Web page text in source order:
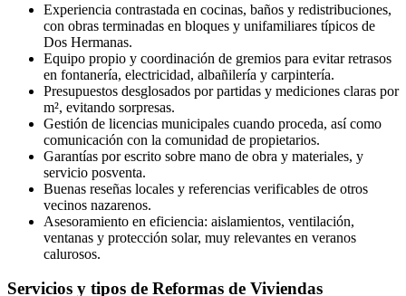
Experiencia contrastada en cocinas, baños y redistribuciones,
con obras terminadas en bloques y unifamiliares típicos de
Dos Hermanas.
Equipo propio y coordinación de gremios para evitar retrasos
en fontanería, electricidad, albañilería y carpintería.
Presupuestos desglosados por partidas y mediciones claras por
m², evitando sorpresas.
Gestión de licencias municipales cuando proceda, así como
comunicación con la comunidad de propietarios.
Garantías por escrito sobre mano de obra y materiales, y
servicio posventa.
Buenas reseñas locales y referencias verificables de otros
vecinos nazarenos.
Asesoramiento en eficiencia: aislamientos, ventilación,
ventanas y protección solar, muy relevantes en veranos
calurosos.
Servicios y tipos de Reformas de Viviendas